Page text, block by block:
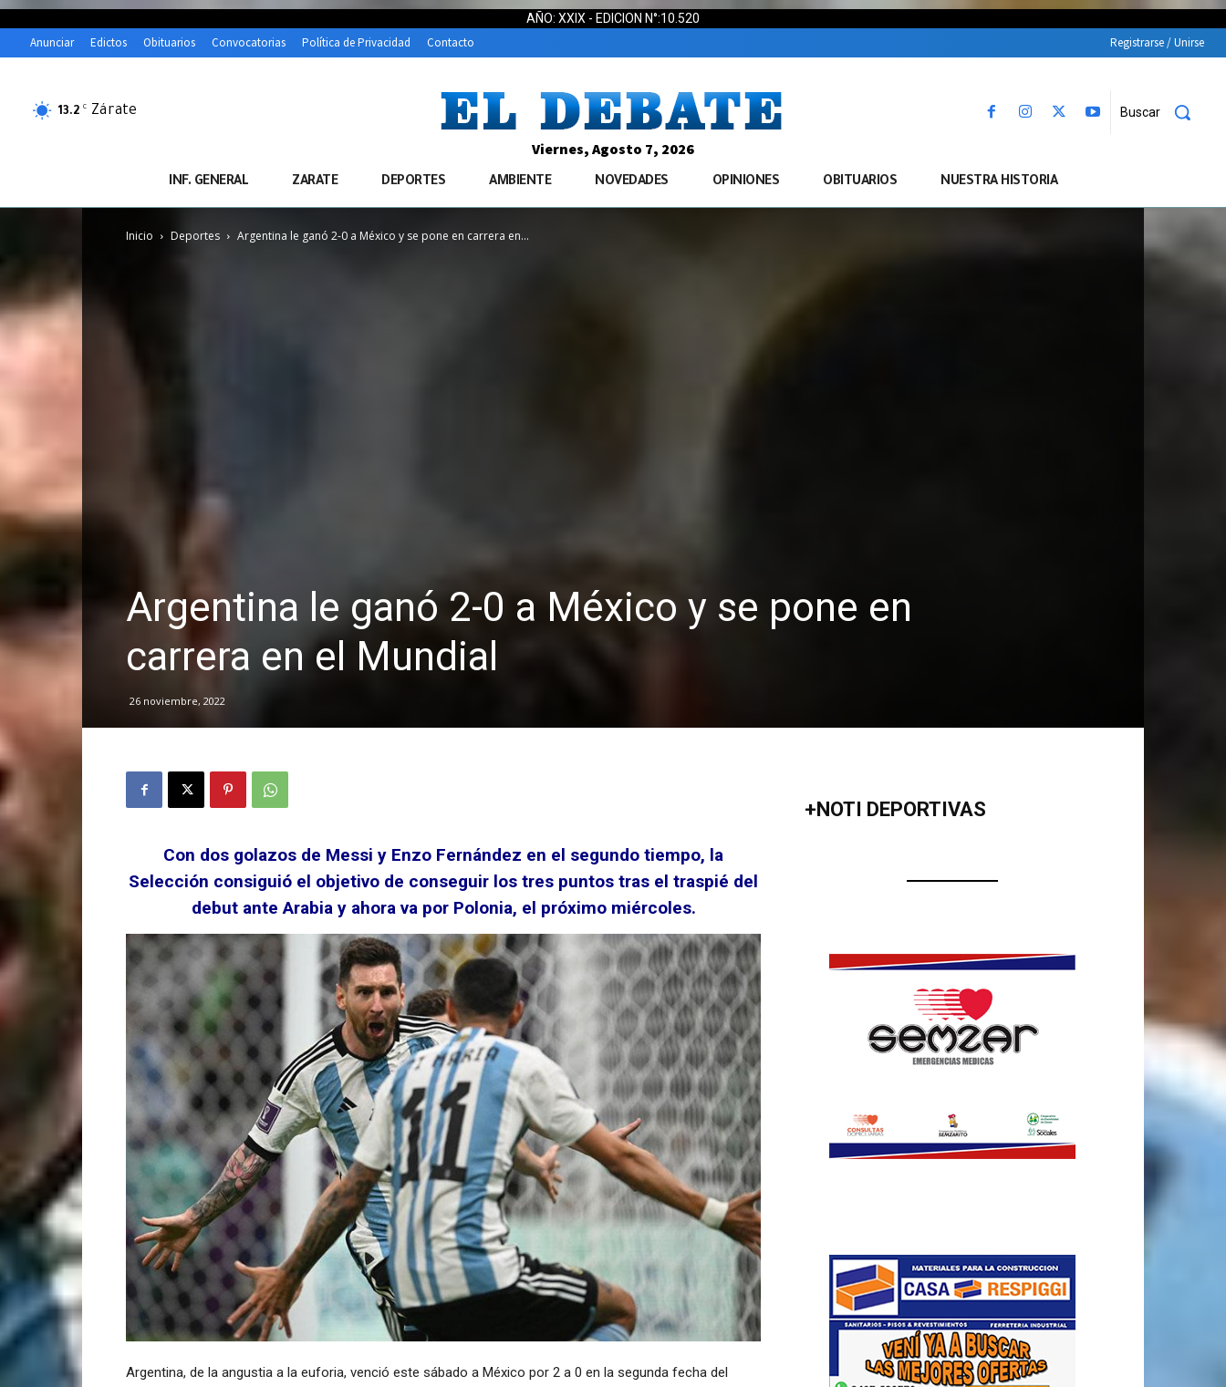
AÑO: XXIX - EDICION N°:10.520
Anunciar Edictos Obituarios Convocatorias Política de Privacidad Contacto Registrarse / Unirse
13.2 C Zárate Buscar
Viernes, Agosto 7, 2026
INF. GENERAL ZARATE DEPORTES AMBIENTE NOVEDADES OPINIONES OBITUARIOS NUESTRA HISTORIA
Inicio Deportes Argentina le ganó 2-0 a México y se pone en carrera en...
Argentina le ganó 2-0 a México y se pone en
carrera en el Mundial
26 noviembre, 2022
Con dos golazos de Messi y Enzo Fernández en el segundo tiempo, la
Selección consiguió el objetivo de conseguir los tres puntos tras el traspié del
debut ante Arabia y ahora va por Polonia, el próximo miércoles.
Argentina, de la angustia a la euforia, venció este sábado a México por 2 a 0 en la segunda fecha del
+NOTI DEPORTIVAS